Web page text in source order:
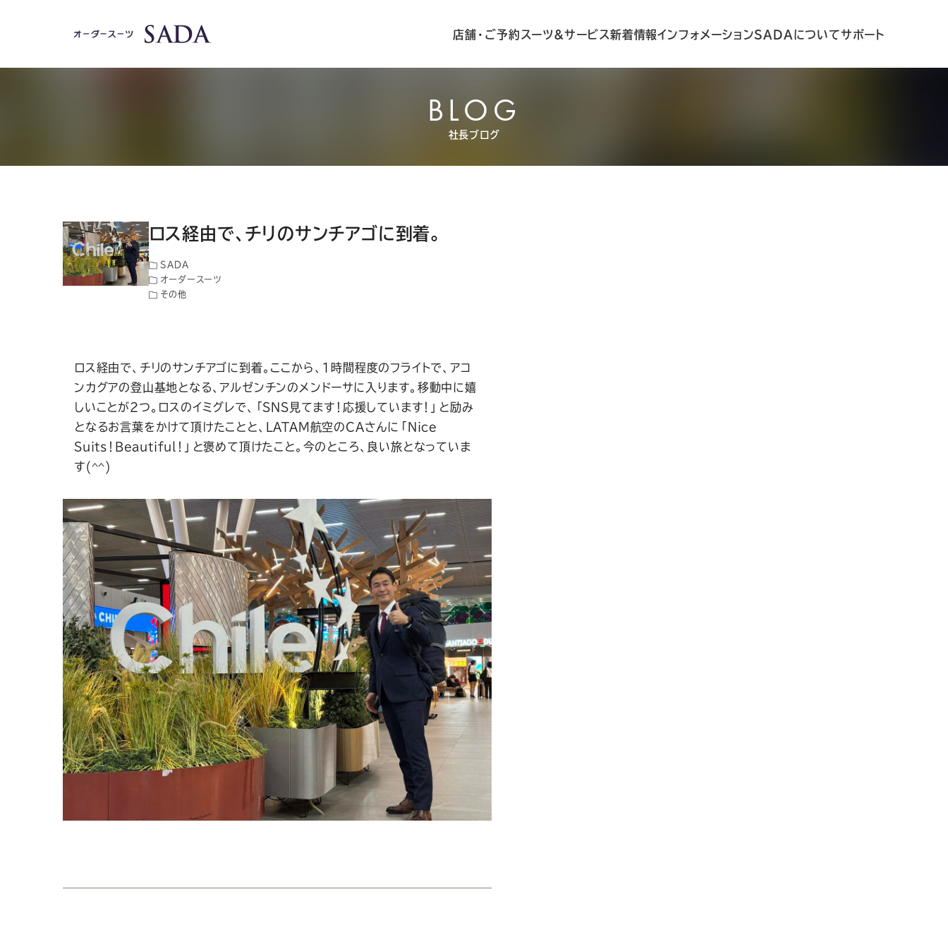
店舗・ご予約 スーツ&サービス新着情報インフォメーションSADAについてサポート
BLOG
社長ブログ
ロス経由で、チリのサンチアゴに到着。
SADA
オーダースーツ
その他
ロス経由で、チリのサンチアゴに到着。ここから、1時間程度のフライトで、アコ
ンカグアの登山基地となる、アルゼンチンのメンドーサに入ります。移動中に嬉
しいことが2つ。ロスのイミグレで、「SNS見てます！応援しています！」と励み
となるお言葉をかけて頂けたことと、LATAM航空のCAさんに「Nice
Suits！Beautiful！」と褒めて頂けたこと。今のところ、良い旅となっていま
す(^^)